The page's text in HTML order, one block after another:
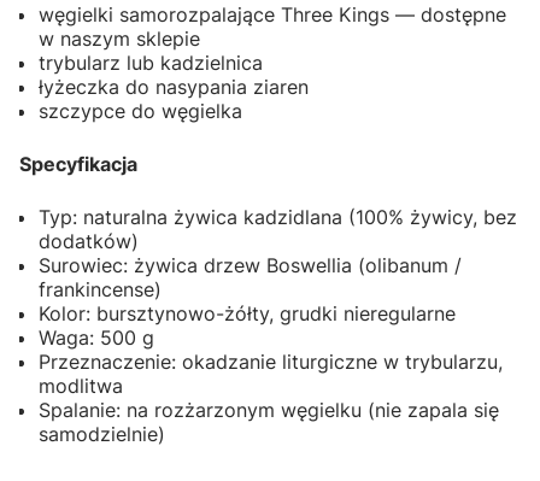
węgielki samorozpalające Three Kings — dostępne
w naszym sklepie
trybularz lub kadzielnica
łyżeczka do nasypania ziaren
szczypce do węgielka
Specyfikacja
Typ: naturalna żywica kadzidlana (100% żywicy, bez
dodatków)
Surowiec: żywica drzew Boswellia (olibanum /
frankincense)
Kolor: bursztynowo-żółty, grudki nieregularne
Waga: 500 g
Przeznaczenie: okadzanie liturgiczne w trybularzu,
modlitwa
Spalanie: na rozżarzonym węgielku (nie zapala się
samodzielnie)